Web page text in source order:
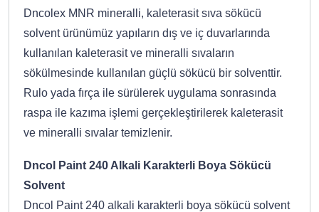
Dncolex MNR mineralli, kaleterasit sıva sökücü
solvent ürünümüz yapıların dış ve iç duvarlarında
kullanılan kaleterasit ve mineralli sıvaların
sökülmesinde kullanılan güçlü sökücü bir solventtir.
Rulo yada fırça ile sürülerek uygulama sonrasında
raspa ile kazıma işlemi gerçekleştirilerek kaleterasit
ve mineralli sıvalar temizlenir.
Dncol Paint 240 Alkali Karakterli Boya Sökücü
Solvent
Dncol Paint 240 alkali karakterli boya sökücü solvent